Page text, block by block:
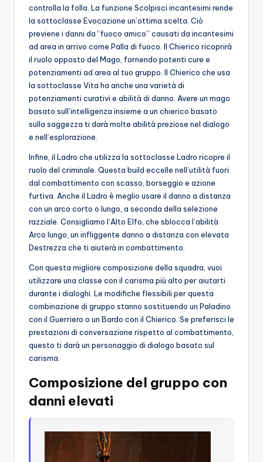
controlla la folla. La funzione Scolpisci incantesimi rende
la sottoclasse Evocazione un’ottima scelta. Ciò
previene i danni da “fuoco amico” causati da incantesimi
ad area in arrivo come Palla di fuoco. Il Chierico ricoprirà
il ruolo opposto del Mago, fornendo potenti cure e
potenziamenti ad area al tuo gruppo. Il Chierico che usa
la sottoclasse Vita ha anche una varietà di
potenziamenti curativi e abilità di danno. Avere un mago
basato sull’intelligenza insieme a un chierico basato
sulla saggezza ti darà molte abilità preziose nel dialogo
e nell’esplorazione.
Infine, il Ladro che utilizza la sottoclasse Ladro ricopre il
ruolo del criminale. Questa build eccelle nell’utilità fuori
dal combattimento con scasso, borseggio e azione
furtiva. Anche il Ladro è meglio usare il danno a distanza
con un arco corto o lungo, a seconda della selezione
razziale. Consigliamo l’Alto Elfo, che sblocca l’abilità
Arco lungo, un infliggente danno a distanza con elevata
Destrezza che ti aiuterà in combattimento.
Con questa migliore composizione della squadra, vuoi
utilizzare una classe con il carisma più alto per aiutarti
durante i dialoghi. Le modifiche flessibili per questa
combinazione di gruppo stanno sostituendo un Paladino
con il Guerriero o un Bardo con il Chierico. Se preferisci le
prestazioni di conversazione rispetto al combattimento,
questo ti darà un personaggio di dialogo basato sul
carisma.
Composizione del gruppo con
danni elevati